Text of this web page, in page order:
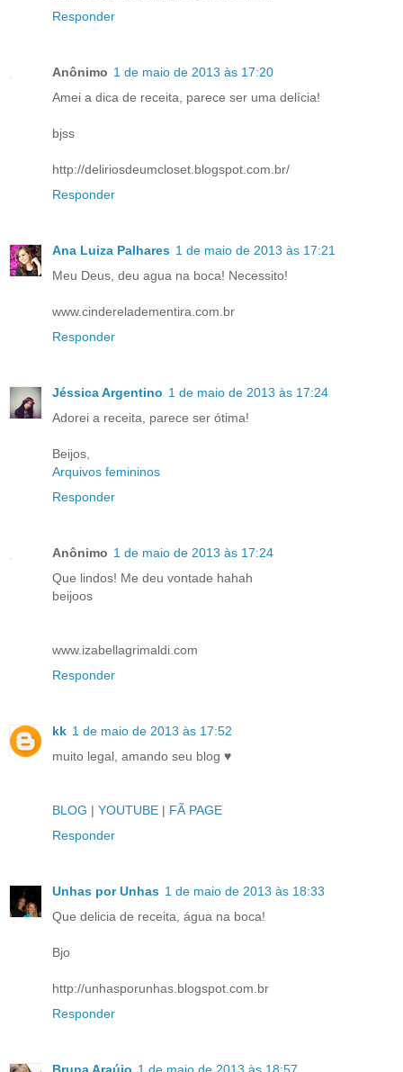
Responder
Anônimo 1 de maio de 2013 às 17:20
Amei a dica de receita, parece ser uma delícia!
bjss
http://deliriosdeumcloset.blogspot.com.br/
Responder
Ana Luiza Palhares 1 de maio de 2013 às 17:21
Meu Deus, deu agua na boca! Necessito!
www.cindereladementira.com.br
Responder
Jéssica Argentino 1 de maio de 2013 às 17:24
Adorei a receita, parece ser ótima!
Beijos,
Arquivos femininos
Responder
Anônimo 1 de maio de 2013 às 17:24
Que lindos! Me deu vontade hahah
beijoos
www.izabellagrimaldi.com
Responder
kk 1 de maio de 2013 às 17:52
muito legal, amando seu blog ♥
BLOG | YOUTUBE | FÃ PAGE
Responder
Unhas por Unhas 1 de maio de 2013 às 18:33
Que delicia de receita, água na boca!
Bjo
http://unhasporunhas.blogspot.com.br
Responder